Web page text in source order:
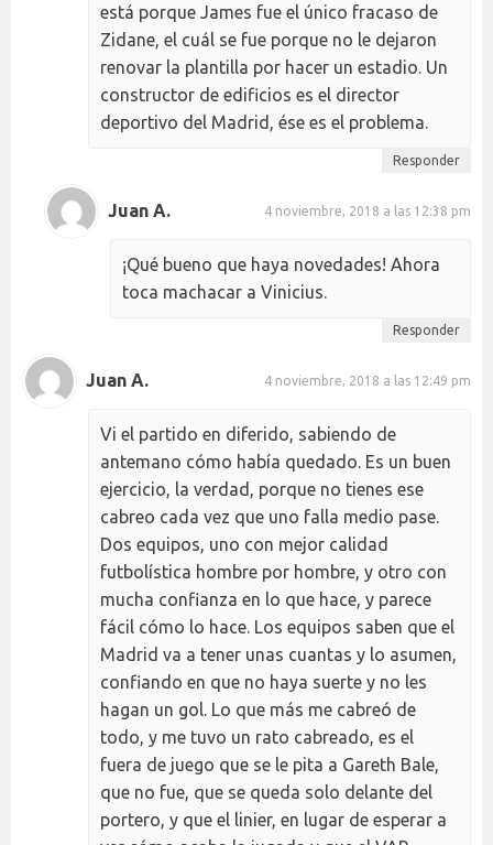
está porque James fue el único fracaso de
Zidane, el cuál se fue porque no le dejaron
renovar la plantilla por hacer un estadio. Un
constructor de edificios es el director
deportivo del Madrid, ése es el problema.
Responder
Juan A. 4 noviembre, 2018 a las 12:38 pm
¡Qué bueno que haya novedades! Ahora
toca machacar a Vinicius.
Responder
Juan A. 4 noviembre, 2018 a las 12:49 pm
Vi el partido en diferido, sabiendo de
antemano cómo había quedado. Es un buen
ejercicio, la verdad, porque no tienes ese
cabreo cada vez que uno falla medio pase.
Dos equipos, uno con mejor calidad
futbolística hombre por hombre, y otro con
mucha confianza en lo que hace, y parece
fácil cómo lo hace. Los equipos saben que el
Madrid va a tener unas cuantas y lo asumen,
confiando en que no haya suerte y no les
hagan un gol. Lo que más me cabreó de
todo, y me tuvo un rato cabreado, es el
fuera de juego que se le pita a Gareth Bale,
que no fue, que se queda solo delante del
portero, y que el linier, en lugar de esperar a